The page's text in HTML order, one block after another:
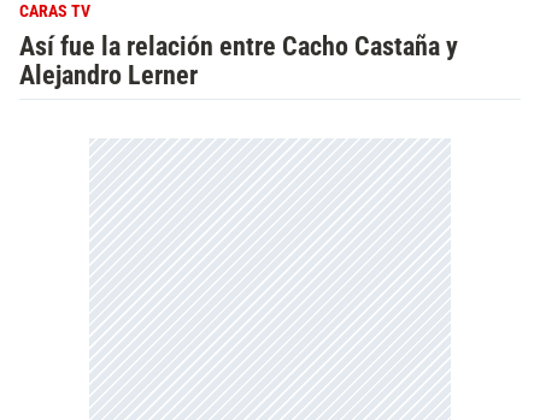
CARAS TV
Así fue la relación entre Cacho Castaña y
Alejandro Lerner